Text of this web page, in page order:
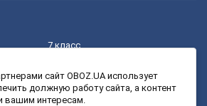
7 класс
9 класс
сайт OBOZ.UA использует
должную работу сайта, а контент
вашим интересам.